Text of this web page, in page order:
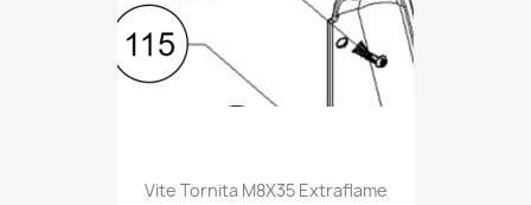
Vite Tornita M8X35 Extraflame